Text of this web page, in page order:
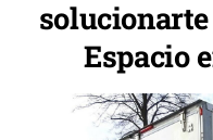
Espacio